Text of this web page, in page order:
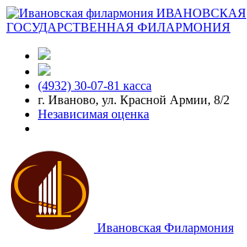
ИВАНОВСКАЯ
ГОСУДАРСТВЕННАЯ ФИЛАРМОНИЯ
(4932) 30-07-81 касса
г. Иваново, ул. Красной Армии, 8/2
Независимая оценка
Ивановская Филармония